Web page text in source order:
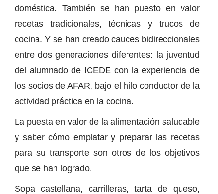
doméstica. También se han puesto en valor
recetas tradicionales, técnicas y trucos de
cocina. Y se han creado cauces bidireccionales
entre dos generaciones diferentes: la juventud
del alumnado de ICEDE con la experiencia de
los socios de AFAR, bajo el hilo conductor de la
actividad práctica en la cocina.
La puesta en valor de la alimentación saludable
y saber cómo emplatar y preparar las recetas
para su transporte son otros de los objetivos
que se han logrado.
Sopa castellana, carrilleras, tarta de queso,